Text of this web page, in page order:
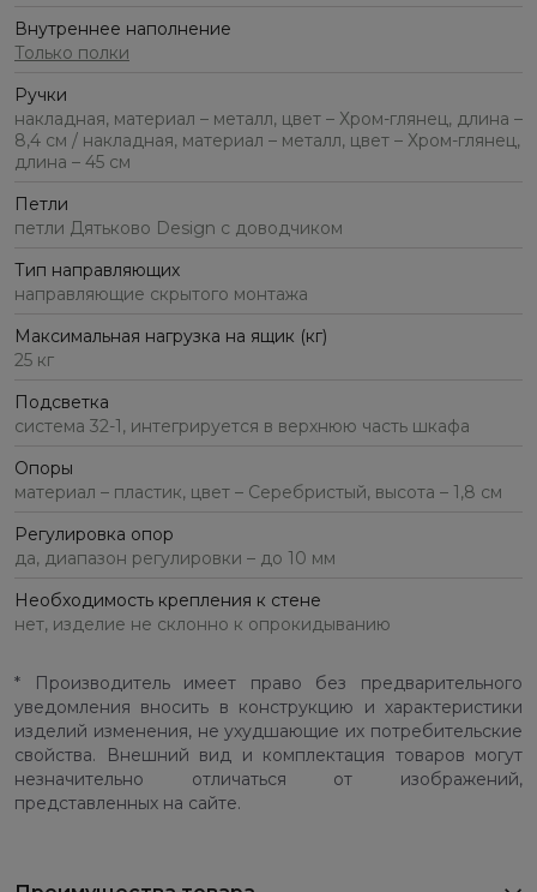
Внутреннее наполнение
Только полки
Ручки
накладная, материал – металл, цвет – Хром-глянец, длина –
8,4 см / накладная, материал – металл, цвет – Хром-глянец,
длина – 45 см
Петли
петли Дятьково Design с доводчиком
Тип направляющих
направляющие скрытого монтажа
Максимальная нагрузка на ящик (кг)
25 кг
Подсветка
система 32-1, интегрируется в верхнюю часть шкафа
Опоры
материал – пластик, цвет – Серебристый, высота – 1,8 см
Регулировка опор
да, диапазон регулировки – до 10 мм
Необходимость крепления к стене
нет, изделие не склонно к опрокидыванию
* Производитель имеет право без предварительного
уведомления вносить в конструкцию и характеристики
изделий изменения, не ухудшающие их потребительские
свойства. Внешний вид и комплектация товаров могут
незначительно отличаться от изображений,
представленных на сайте.